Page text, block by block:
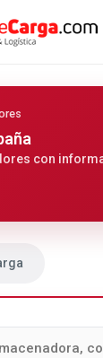
con